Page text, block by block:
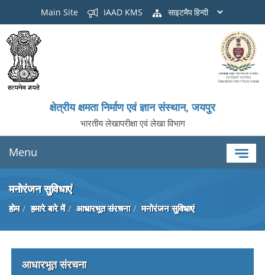
Main Site IAAD KMS साइटमैप
क्षेत्रीय क्षमता निर्माण एवं ज्ञान संस्थान, जयपुर
भारतीय लेखापरीक्षा एवं लेखा विभाग
Menu
मनोरंजन सुविधाएं
होम हमारे बारे में आधारभूत संरचना मनोरंजन सुविधाएं
आधारभूत संरचना